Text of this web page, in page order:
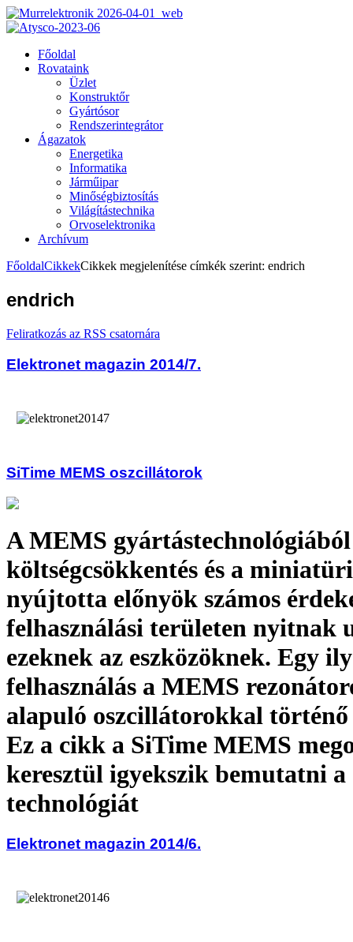
Főoldal
Rovataink
Üzlet
Konstruktőr
Gyártósor
Rendszerintegrátor
Ágazatok
Energetika
Informatika
Járműipar
Minőségbiztosítás
Világítástechnika
Orvoselektronika
Archívum
FőoldalCikkekCikkek megjelenítése címkék szerint: endrich
endrich
Feliratkozás az RSS csatornára
Elektronet magazin 2014/7.
SiTime MEMS oszcillátorok
A MEMS
költségcsökkentés és a
nyújtotta előnyök számos
felhasználási területen nyitnak
ezeknek az eszközöknek. Egy
felhasználás a MEMS
alapuló oszcillátorokkal történő
Ez a cikk a SiTime MEMS
keresztül igyekszik bemutatni a
technológiát
Elektronet magazin 2014/6.